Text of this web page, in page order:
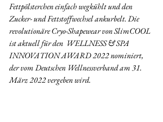
Fettpölsterchen einfach wegkühlt und den
Zucker- und Fettstoffwechsel ankurbelt. Die
revolutionäre Cryo-Shapewear von SlimCOOL
ist aktuell für den  WELLNESS & SPA
INNOVATION AWARD 2022 nominiert,
der vom Deutschen Wellnessverband am 31.
März 2022 vergeben wird.